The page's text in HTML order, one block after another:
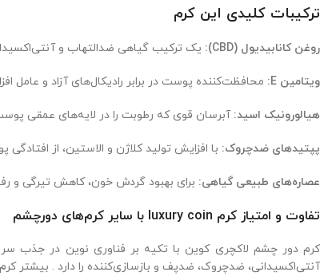
ترکیبات کلیدی این کرم
روغن کانابیدیول (CBD): یک ترکیب گیاهی ضدالتهاب و
ویتامین E: محافظت‌کننده پوست در برابر رادیکال‌های آزاد و
هیالورونیک اسید: آبرسان قوی که رطوبت را در لایه‌های عمقی
پپتیدهای ضدچروک: با افزایش تولید کلاژن و الاستین، از
عصاره‌های طبیعی گیاهی: برای بهبود گردش خون، کاهش تیرگی و
تفاوت و امتیاز کرم luxury coin با سایر کرم‌های دورچشم
آنتی‌اکسیدانی، ضدچروک، ضدپف و بازسازی‌کننده را دارد . بیشتر